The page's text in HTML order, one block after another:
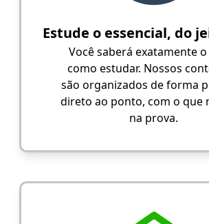
Estude o essencial, do
Você saberá exatamente
como estudar. Nossos
são organizados de forma
direto ao ponto, com o que
na prova.